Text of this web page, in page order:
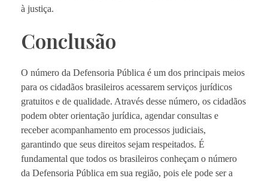
à justiça.
Conclusão
O número da Defensoria Pública é um dos principais meios
para os cidadãos brasileiros acessarem serviços jurídicos
gratuitos e de qualidade. Através desse número, os cidadãos
podem obter orientação jurídica, agendar consultas e
receber acompanhamento em processos judiciais,
garantindo que seus direitos sejam respeitados. É
fundamental que todos os brasileiros conheçam o número
da Defensoria Pública em sua região, pois ele pode ser a